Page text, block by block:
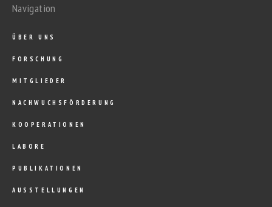
Navigation
ÜBER UNS
FORSCHUNG
MITGLIEDER
NACHWUCHSFÖRDERUNG
KOOPERATIONEN
LABORE
PUBLIKATIONEN
AUSSTELLUNGEN